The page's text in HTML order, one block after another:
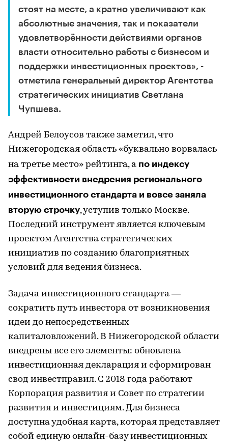
стоят на месте, а кратно увеличивают как
абсолютные значения, так и показатели
удовлетворённости действиями органов
власти относительно работы с бизнесом и
поддержки инвестиционных проектов», -
отметила генеральный директор Агентства
стратегических инициатив Светлана
Чупшева.
Андрей Белоусов также заметил, что
Нижегородская область «буквально ворвалась
на третье место» рейтинга, а по индексу
эффективности внедрения регионального
инвестиционного стандарта и вовсе заняла
вторую строчку, уступив только Москве.
Последний инструмент является ключевым
проектом Агентства стратегических
инициатив по созданию благоприятных
условий для ведения бизнеса.
Задача инвестиционного стандарта —
сократить путь инвестора от возникновения
идеи до непосредственных
капиталовложений. В Нижегородской области
внедрены все его элементы: обновлена
инвестиционная декларация и сформирован
свод инвестправил. С 2018 года работают
Корпорация развития и Совет по стратегии
развития и инвестициям. Для бизнеса
доступна удобная карта, которая представляет
собой единую онлайн-базу инвестиционных